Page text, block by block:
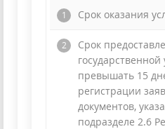
Cрок оказания
Срок
превышать 15
регистрации
документов,
подразделе 2.6